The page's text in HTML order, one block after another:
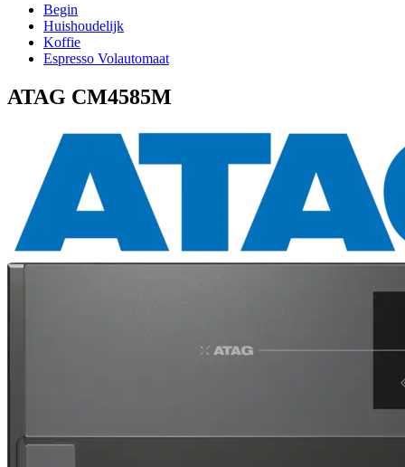
Begin
Huishoudelijk
Koffie
Espresso Volautomaat
ATAG CM4585M